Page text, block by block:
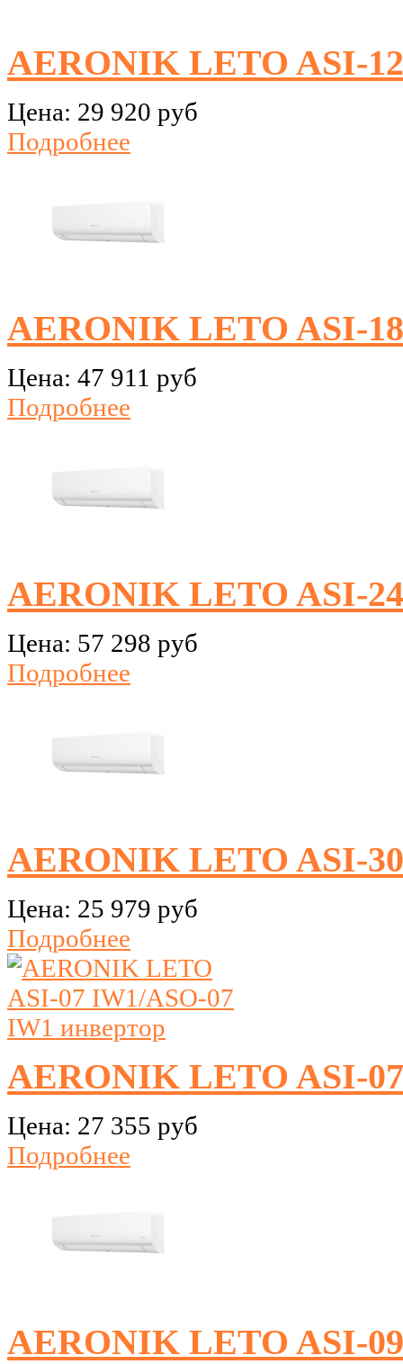
AERONIK LETO ASI-
Цена: 29 920 руб
Подробнее
AERONIK LETO ASI-
Цена: 47 911 руб
Подробнее
AERONIK LETO ASI-
Цена: 57 298 руб
Подробнее
AERONIK LETO ASI-
Цена: 25 979 руб
Подробнее
AERONIK LETO ASI-
Цена: 27 355 руб
Подробнее
AERONIK LETO ASI-